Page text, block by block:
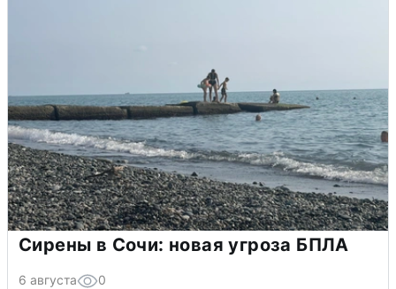
Сирены в Сочи: новая угроза БПЛА
6 августа 0